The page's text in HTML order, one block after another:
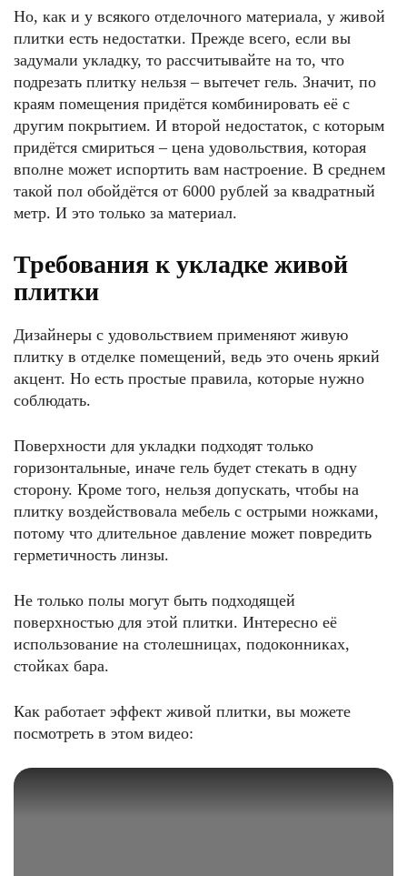
Но, как и у всякого отделочного материала, у живой
плитки есть недостатки. Прежде всего, если вы
задумали укладку, то рассчитывайте на то, что
подрезать плитку нельзя – вытечет гель. Значит, по
краям помещения придётся комбинировать её с
другим покрытием. И второй недостаток, с которым
придётся смириться – цена удовольствия, которая
вполне может испортить вам настроение. В среднем
такой пол обойдётся от 6000 рублей за квадратный
метр. И это только за материал.
Требования к укладке живой
плитки
Дизайнеры с удовольствием применяют живую
плитку в отделке помещений, ведь это очень яркий
акцент. Но есть простые правила, которые нужно
соблюдать.
Поверхности для укладки подходят только
горизонтальные, иначе гель будет стекать в одну
сторону. Кроме того, нельзя допускать, чтобы на
плитку воздействовала мебель с острыми ножками,
потому что длительное давление может повредить
герметичность линзы.
Не только полы могут быть подходящей
поверхностью для этой плитки. Интересно её
использование на столешницах, подоконниках,
стойках бара.
Как работает эффект живой плитки, вы можете
посмотреть в этом видео: